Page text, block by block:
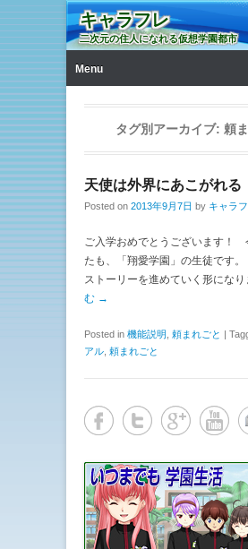
キャラフレ
二次元の住人になれる仮想学園都市
Menu
タグ別アーカイブ: 頼
天使は外界にあこがれる
Posted on 2013年9月7日 by キャラ
ご入学おめでとうございます！
たも、「翔愛学園」の生徒です。
ストーリーを進めていく形になり
む →
Posted in 機能説明 頼まれごと |
アル 頼まれごと